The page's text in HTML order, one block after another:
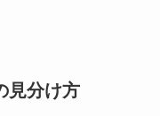
見分け方